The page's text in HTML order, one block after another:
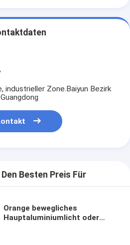
industrieller Zone.Baiyun Bezirk
Besten Preis Für
Orange bewegliches
Hauptaluminiumlicht oder